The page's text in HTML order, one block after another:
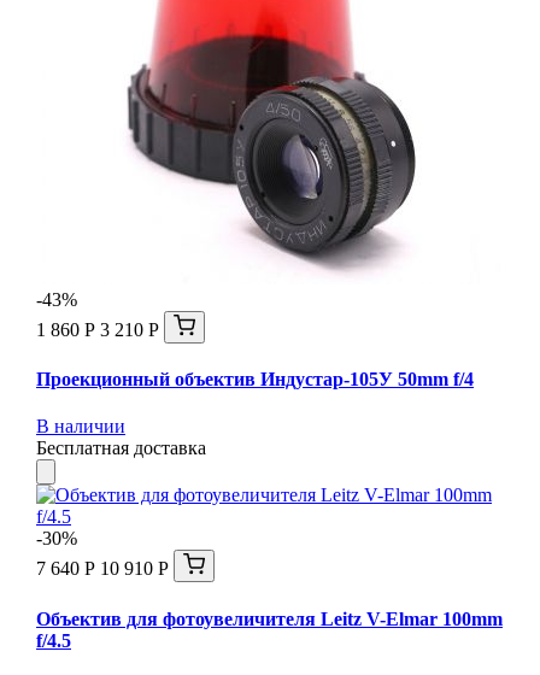
-43%
1 860 Р 3 210 Р
Проекционный объектив Индустар-105У 50mm f/4
В наличии
Бесплатная доставка
-30%
7 640 Р 10 910 Р
Объектив для фотоувеличителя Leitz V-Elmar 100mm
f/4.5